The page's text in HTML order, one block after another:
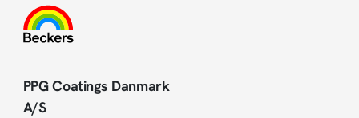
PPG Coatings Danmark
A/S